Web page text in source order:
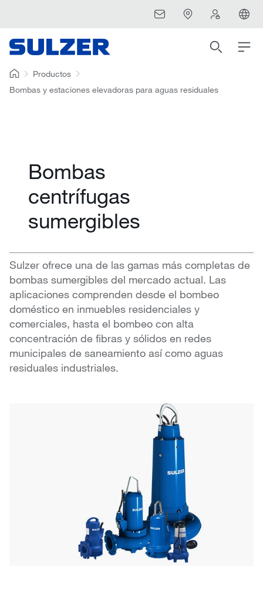
Productos
Bombas y estaciones elevadoras para aguas residuales
Bombas
centrífugas
sumergibles
Sulzer ofrece una de las gamas más completas de
bombas sumergibles del mercado actual. Las
aplicaciones comprenden desde el bombeo
doméstico en inmuebles residenciales y
comerciales, hasta el bombeo con alta
concentración de fibras y sólidos en redes
municipales de saneamiento así como aguas
residuales industriales.